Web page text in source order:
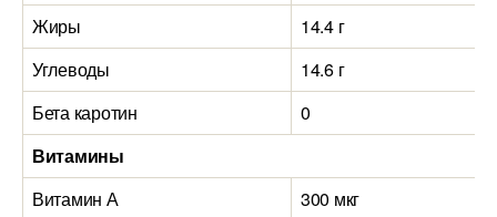
Жиры
14.4 г
Углеводы
14.6 г
Бета каротин
0
Витамины
Витамин А
300 мкг